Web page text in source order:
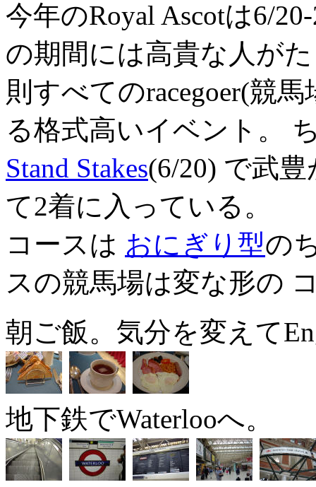
今年のRoyal Ascotは6/
の期間には高貴な人が
則すべてのracegoer(競
る格式高いイベント。
Stand Stakes(6/20) で武
て2着に入っている。
コースは おにぎり型の
スの競馬場は変な形の
朝ご飯。気分を変えて
地下鉄でWaterlooへ。